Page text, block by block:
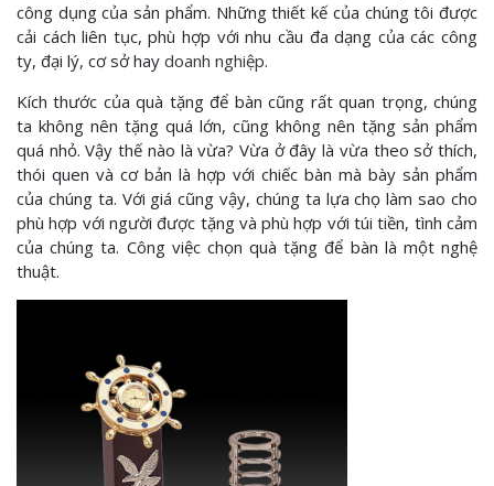
công dụng của sản phẩm. Những thiết kế của chúng tôi được
cải cách liên tục, phù hợp với nhu cầu đa dạng của các công
ty, đại lý, cơ sở hay doanh nghiệp.
Kích thước của quà tặng để bàn cũng rất quan trọng, chúng
ta không nên tặng quá lớn, cũng không nên tặng sản phẩm
quá nhỏ. Vậy thế nào là vừa? Vừa ở đây là vừa theo sở thích,
thói quen và cơ bản là hợp với chiếc bàn mà bày sản phẩm
của chúng ta. Với giá cũng vậy, chúng ta lựa chọ làm sao cho
phù hợp với người được tặng và phù hợp với túi tiền, tình cảm
của chúng ta. Công việc chọn quà tặng để bàn là một nghệ
thuật.